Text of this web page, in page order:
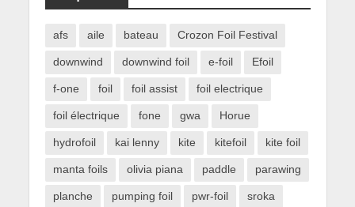
afs aile bateau Crozon Foil Festival
downwind downwind foil e-foil Efoil
f-one foil foil assist foil electrique
foil électrique fone gwa Horue
hydrofoil kai lenny kite kitefoil kite foil
manta foils olivia piana paddle parawing
planche pumping foil pwr-foil sroka